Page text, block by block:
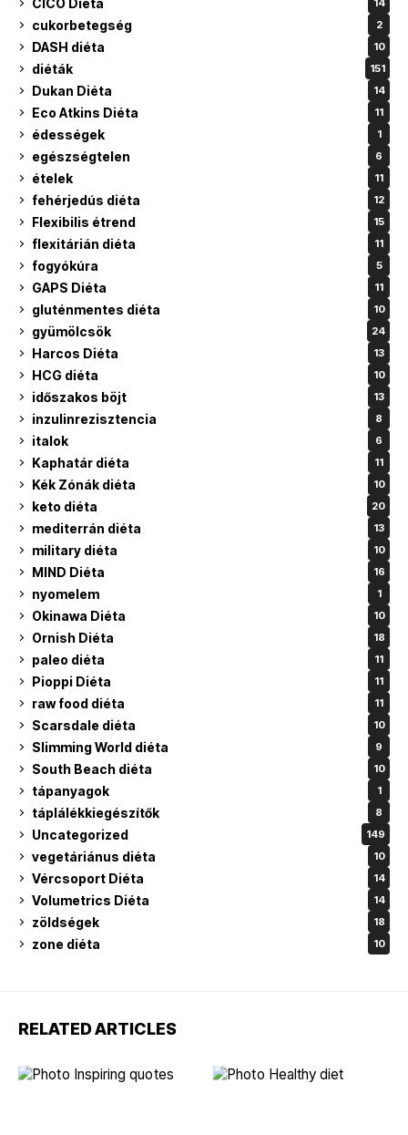
CICO Diéta 14
cukorbetegség 2
DASH diéta 10
diéták 151
Dukan Diéta 14
Eco Atkins Diéta 11
édességek 1
egészségtelen 6
ételek 11
fehérjedús diéta 12
Flexibilis étrend 15
flexitárián diéta 11
fogyókúra 5
GAPS Diéta 11
gluténmentes diéta 10
gyümölcsök 24
Harcos Diéta 13
HCG diéta 10
időszakos böjt 13
inzulinrezisztencia 8
italok 6
Kaphatár diéta 11
Kék Zónák diéta 10
keto diéta 20
mediterrán diéta 13
military diéta 10
MIND Diéta 16
nyomelem 1
Okinawa Diéta 10
Ornish Diéta 18
paleo diéta 11
Pioppi Diéta 11
raw food diéta 11
Scarsdale diéta 10
Slimming World diéta 9
South Beach diéta 10
tápanyagok 1
táplálékkiegészítők 8
Uncategorized 149
vegetáriánus diéta 10
Vércsoport Diéta 14
Volumetrics Diéta 14
zöldségek 18
zone diéta 10
RELATED ARTICLES